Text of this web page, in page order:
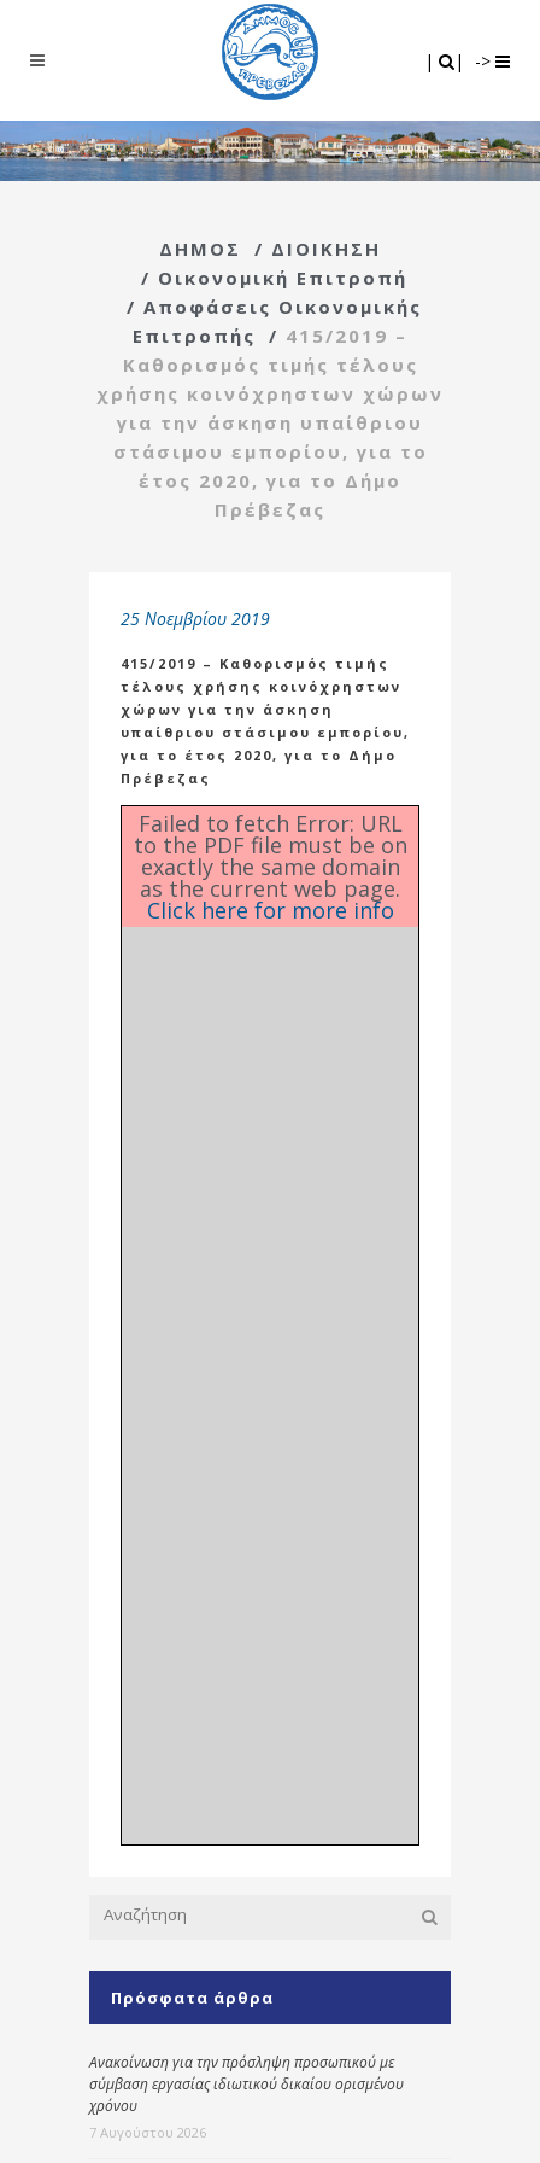
| | ->
ΔΗΜΟΣ / ΔΙΟΙΚΗΣΗ
/ Οικονομική Επιτροπή
/ Αποφάσεις Οικονομικής
Επιτροπής
/ 415/2019 –
Καθορισμός τιμής τέλους
χρήσης κοινόχρηστων χώρων
για την άσκηση υπαίθριου
στάσιμου εμπορίου, για το
έτος 2020, για το Δήμο
Πρέβεζας
25 Νοεμβρίου 2019
415/2019 – Καθορισμός τιμής
τέλους χρήσης κοινόχρηστων
χώρων για την άσκηση
υπαίθριου στάσιμου εμπορίου,
για το έτος 2020, για το Δήμο
Πρέβεζας
Failed to fetch Error: URL
to the PDF file must be on
exactly the same domain
as the current web page.
Click here for more info
Πρόσφατα άρθρα
Ανακοίνωση για την πρόσληψη προσωπικού με
σύμβαση εργασίας ιδιωτικού δικαίου ορισμένου
χρόνου
7 Αυγούστου 2026